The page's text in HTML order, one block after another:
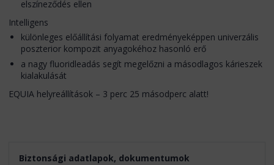
elszíneződés ellen
Intelligens
különleges előállítási folyamat eredményeképpen univerzális
poszterior kompozit anyagokéhoz hasonló erő
a nagy fluoridleadás segít megelőzni a másodlagos kárieszek
kialakulását
EQUIA helyreállítások – 3 perc 25 másodperc alatt!
Biztonsági adatlapok, dokumentumok